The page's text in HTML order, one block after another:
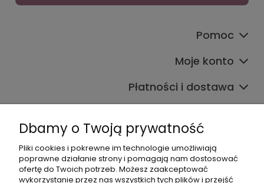
Pomoc
Moje konto
Płatności i dostawa
Dbamy o Twoją prywatność
Pliki cookies i pokrewne im technologie umożliwiają
poprawne działanie strony i pomagają nam dostosować
ofertę do Twoich potrzeb. Możesz zaakceptować
wykorzystanie przez nas wszystkich tych plików i przejść